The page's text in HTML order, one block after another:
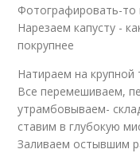
Фотографировать-то
Нарезаем капусту -
покрупнее
Натираем на крупной
Все перемешиваем,
утрамбовываем-
ставим в глубокую
Заливаем остывшим